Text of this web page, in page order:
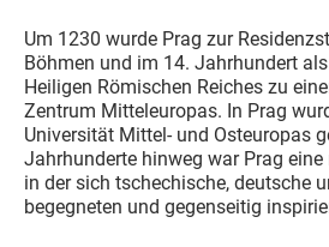
Um 1230 wurde Prag zur
Böhmen und im 14. Jahrhundert
Heiligen Römischen Reiches zu
Zentrum Mitteleuropas. In Prag
Universität Mittel- und Osteuropas
Jahrhunderte hinweg war Prag
in der sich tschechische, deutsche
begegneten und gegenseitig